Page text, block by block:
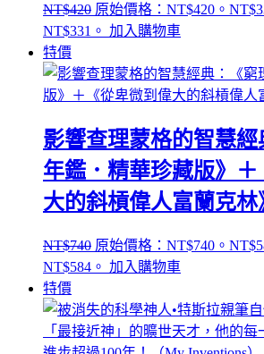
NT$420 原始價格：NT$420。 NT$
NT$331。 加入購物車
特價
影響查理蒙格的智慧
年鑑．精華珍藏版》
大的斜槓偉人富蘭克林
NT$740 原始價格：NT$740。 NT$
NT$584。 加入購物車
特價